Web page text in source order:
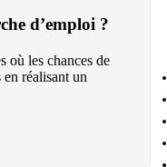
d’emploi ?
où les chances de
réalisant un